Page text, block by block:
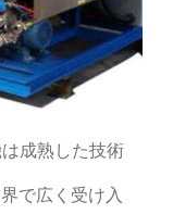
成熟した技術
で広く受け入